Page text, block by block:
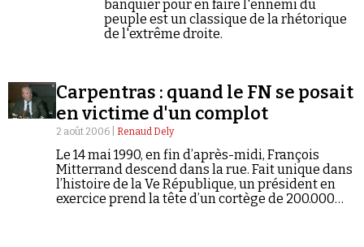
Faire un don
banquier pour en faire l'ennemi du
peuple est un classique de la rhétorique
de l'extrême droite.
Carpentras : quand le FN se posait
en victime d'un complot
2 août 2006 | Renaud Dely
Le 14 mai 1990, en fin d’après-midi, François
Mitterrand descend dans la rue. Fait unique dans
l’histoire de la Ve République, un président en
exercice prend la tête d’un cortège de 200.000